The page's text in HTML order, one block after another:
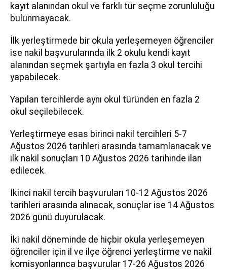
kayıt alanından okul ve farklı tür seçme zorunluluğu
bulunmayacak.
İlk yerleştirmede bir okula yerleşemeyen öğrenciler
ise nakil başvurularında ilk 2 okulu kendi kayıt
alanından seçmek şartıyla en fazla 3 okul tercihi
yapabilecek.
Yapılan tercihlerde aynı okul türünden en fazla 2
okul seçilebilecek.
Yerleştirmeye esas birinci nakil tercihleri 5-7
Ağustos 2026 tarihleri arasında tamamlanacak ve
ilk nakil sonuçları 10 Ağustos 2026 tarihinde ilan
edilecek.
İkinci nakil tercih başvuruları 10-12 Ağustos 2026
tarihleri arasında alınacak, sonuçlar ise 14 Ağustos
2026 günü duyurulacak.
İki nakil döneminde de hiçbir okula yerleşemeyen
öğrenciler için il ve ilçe öğrenci yerleştirme ve nakil
komisyonlarınca başvurular 17-26 Ağustos 2026